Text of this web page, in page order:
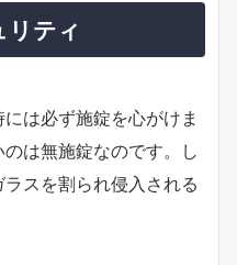
ティ
は必ず施錠を心がけま
は無施錠なのです。し
スを割られ侵入される